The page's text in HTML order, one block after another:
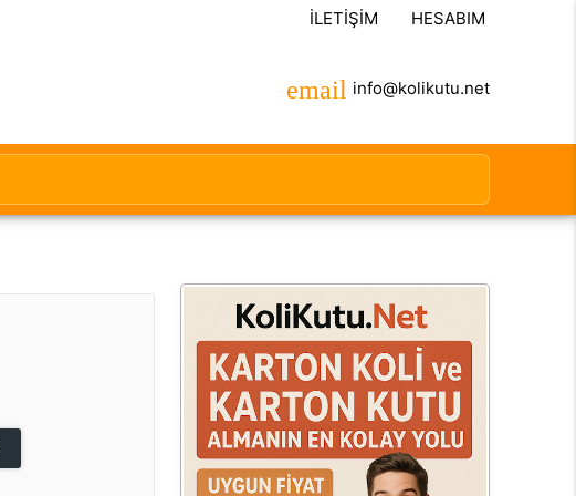
İLETIŞIM HESABIM
info@kolikutu.net